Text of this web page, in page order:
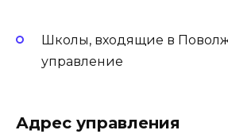
Школы, входящие в
управление
Адрес управления